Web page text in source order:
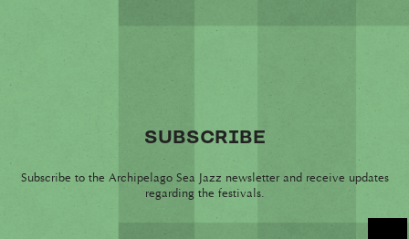
SUBSCRIBE
Subscribe to the Archipelago Sea Jazz newsletter and receive updates
regarding the festivals.